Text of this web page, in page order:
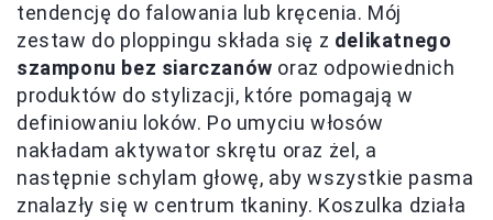
tendencję do falowania lub kręcenia. Mój
zestaw do ploppingu składa się z delikatnego
szamponu bez siarczanów oraz odpowiednich
produktów do stylizacji, które pomagają w
definiowaniu loków. Po umyciu włosów
nakładam aktywator skrętu oraz żel, a
następnie schylam głowę, aby wszystkie pasma
znalazły się w centrum tkaniny. Koszulka działa